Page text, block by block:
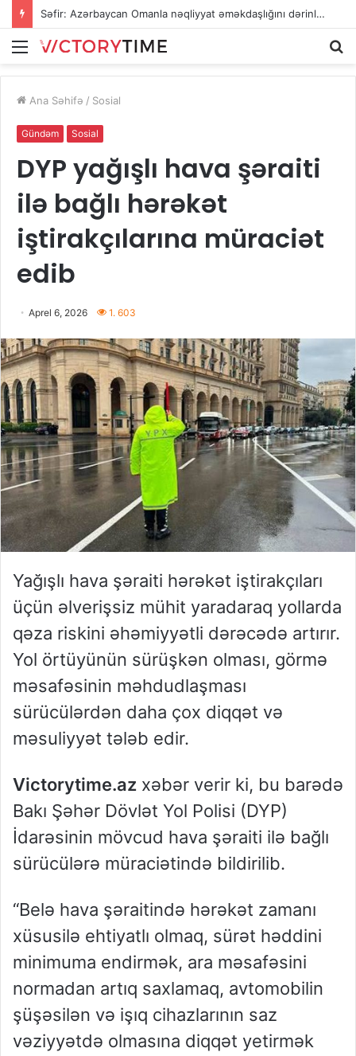
Səfir: Azərbaycan Omanla nəqliyyat əməkdaşlığını dərinləşdirməyə hazırdır
Menu
Ana Səhifə / Sosial
Gündəm Sosial
DYP yağışlı hava şəraiti
ilə bağlı hərəkət
iştirakçılarına müraciət
edib
Aprel 6, 2026 1. 603
Yağışlı hava şəraiti hərəkət iştirakçıları
üçün əlverişsiz mühit yaradaraq yollarda
qəza riskini əhəmiyyətli dərəcədə artırır.
Yol örtüyünün sürüşkən olması, görmə
məsafəsinin məhdudlaşması
sürücülərdən daha çox diqqət və
məsuliyyət tələb edir.
Victorytime.az xəbər verir ki, bu barədə
Bakı Şəhər Dövlət Yol Polisi (DYP)
İdarəsinin mövcud hava şəraiti ilə bağlı
sürücülərə müraciətində bildirilib.
“Belə hava şəraitində hərəkət zamanı
xüsusilə ehtiyatlı olmaq, sürət həddini
minimuma endirmək, ara məsafəsini
normadan artıq saxlamaq, avtomobilin
şüşəsilən və işıq cihazlarının saz
vəziyyətdə olmasına diqqət yetirmək